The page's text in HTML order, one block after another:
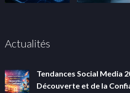
Actualités
Tendances Social Media
Découverte et de la